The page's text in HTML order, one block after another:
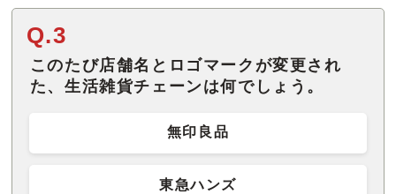
Q.3
このたび店舗名とロゴマークが変更され
た、生活雑貨チェーンは何でしょう。
無印良品
東急ハンズ